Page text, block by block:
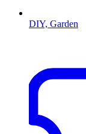
DIY, Garden